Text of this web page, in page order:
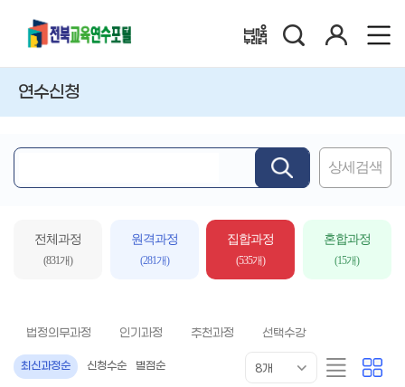
배움누리터
연수신청
심
상세검색
전체과정
(831개)
원격과정
(281개)
집합과정
(535개)
혼합과정
(15개)
법정의무과정 인기과정 추천과정 선택수강
최신과정순 신청수순 별점순 8개
리
스
카
드